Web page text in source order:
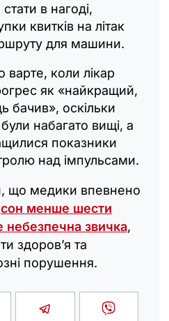
в нагоді,
квитків на літак
для машини.
варте, коли лікар
як «найкращий,
бачив», оскільки
набагато вищі, а
показники
над імпульсами.
що медики впевнено
сон менше шести
небезпечна звичка,
здоров’я та
порушення.